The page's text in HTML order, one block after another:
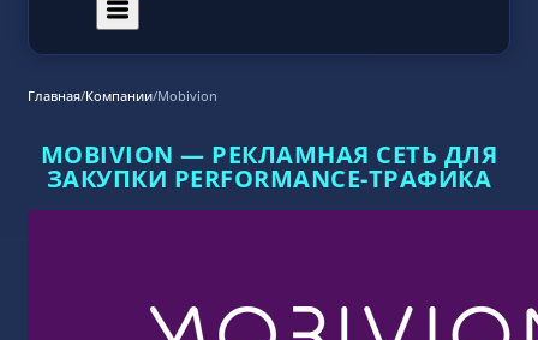
Главная/Компании/Mobivion
MOBIVION — РЕКЛАМНАЯ СЕТЬ ДЛЯ
ЗАКУПКИ PERFORMANCE-ТРАФИКА